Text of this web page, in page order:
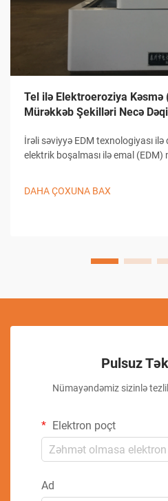
Tel ilə Elektroeroziya Kəsmə
Mürəkkəb Şekilləri Necə
İrəli səviyyə EDM texnologiyası ilə
elektrik boşalması ilə emal
təqdim edir...
DAHA ÇOXUNA BAX
Pulsuz
Nümayəndəmiz sizinlə
Elektron poçt
Ad